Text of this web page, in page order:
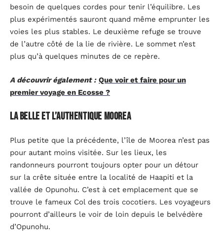
besoin de quelques cordes pour tenir l’équilibre. Les
plus expérimentés sauront quand même emprunter les
voies les plus stables. Le deuxième refuge se trouve
de l’autre côté de la lie de rivière. Le sommet n’est
plus qu’à quelques minutes de ce repère.
A découvrir également : Que voir et faire pour un
premier voyage en Ecosse ?
La belle et l’authentique Moorea
Plus petite que la précédente, l’île de Moorea n’est pas
pour autant moins visitée. Sur les lieux, les
randonneurs pourront toujours opter pour un détour
sur la crête située entre la localité de Haapiti et la
vallée de Opunohu. C’est à cet emplacement que se
trouve le fameux Col des trois cocotiers. Les voyageurs
pourront d’ailleurs le voir de loin depuis le belvédère
d’Opunohu.